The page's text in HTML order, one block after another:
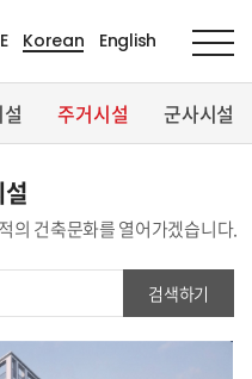
Korean English
주거시설 군사시설
의 건축문화를 열어가겠습니다.
검색하기